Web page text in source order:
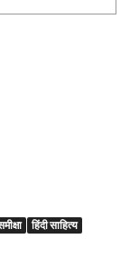
हिंदी साहित्य